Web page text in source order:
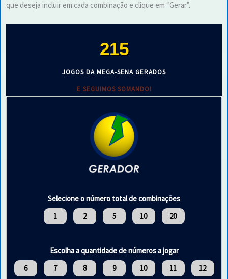
que deseja incluir em cada combinação e clique em “Gerar”.
215
JOGOS DA MEGA-SENA GERADOS
E SEGUIMOS SOMANDO!
Selecione o número total de combinações
1
2 5 10 20
Escolha a quantidade de números a jogar
6
7 8 9 10 11 12